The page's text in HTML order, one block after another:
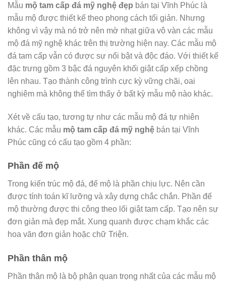
Mẫu mộ tam cấp đá mỹ nghệ đẹp bán tại Vĩnh Phúc là
mẫu mộ được thiết kế theo phong cách tối giản. Nhưng
không vì vậy mà nó trở nên mờ nhạt giữa vô vàn các mẫu
mộ đá mỹ nghệ khác trên thị trường hiện nay. Các mẫu mộ
đá tam cấp vẫn có được sự nổi bật và độc đáo. Với thiết kế
đặc trưng gồm 3 bậc đá nguyên khối giật cấp xếp chồng
lên nhau. Tạo thành công trình cực kỳ vững chãi, oai
nghiêm mà không thể tìm thấy ở bất kỳ mẫu mộ nào khác.
Xét về cấu tạo, tương tự như các mẫu mộ đá tự nhiên
khác. Các mẫu mộ tam cấp đá mỹ nghệ bán tại Vĩnh
Phúc cũng có cấu tạo gồm 4 phần:
Phần đế mộ
Trong kiến trúc mộ đá, đế mộ là phần chịu lực. Nên cần
được tính toán kĩ lưỡng và xây dựng chắc chắn. Phần đế
mộ thường được thi công theo lối giật tam cấp. Tạo nên sự
đơn giản mà đẹp mắt. Xung quanh được chạm khắc các
hoa văn đơn giản hoặc chữ Triện.
Phần thân mộ
Phần thân mộ là bộ phận quan trọng nhất của các mẫu mộ